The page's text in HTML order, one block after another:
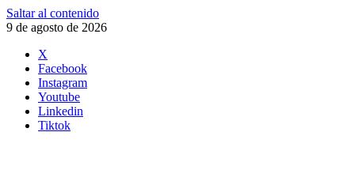
Saltar al contenido
9 de agosto de 2026
X
Facebook
Instagram
Youtube
Linkedin
Tiktok